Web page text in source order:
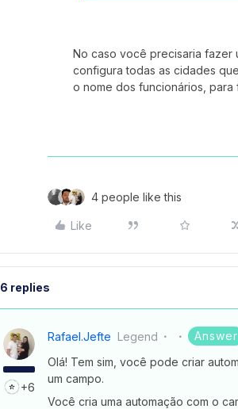
No caso você precisaria fazer
configura todas as cidades
o nome dos funcionários, para
4 people like this
Like
6 replies
+6
Rafael.jefte Legend Answer
Olá! Tem sim, você pode criar
um campo.
Você cria uma automação com o